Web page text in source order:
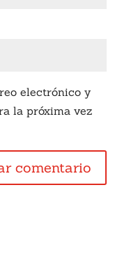
electrónico y
la próxima vez